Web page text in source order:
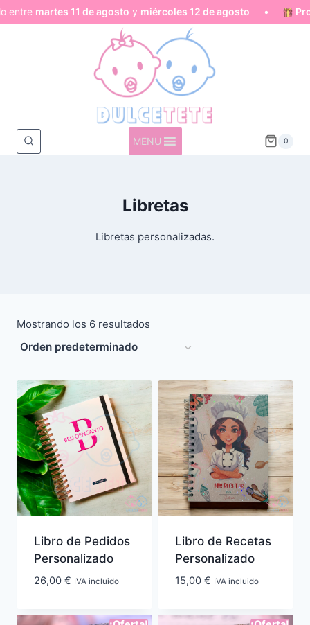
martes 11 de agostoymiércoles 12 de agosto•
MENU 0
Libretas
Libretas personalizadas.
Mostrando los 6 resultados
Libro de Pedidos
Personalizado
26,00 € IVA incluido
Libro de Recetas
Personalizado
15,00 € IVA incluido